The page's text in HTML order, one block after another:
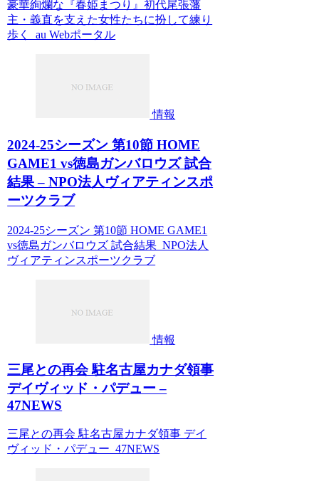
豪華絢爛な『春姫まつり』初代尾張藩
主・義直を支えた女性たちに扮して練り
歩く au Webポータル
情報
2024-25シーズン 第10節 HOME
GAME1 vs徳島ガンバロウズ 試合
結果 – NPO法人ヴィアティンスポ
ーツクラブ
2024-25シーズン 第10節 HOME GAME1
vs徳島ガンバロウズ 試合結果 NPO法人
ヴィアティンスポーツクラブ
情報
三尾との再会 駐名古屋カナダ領事
デイヴィッド・パデュー –
47NEWS
三尾との再会 駐名古屋カナダ領事 デイ
ヴィッド・パデュー 47NEWS